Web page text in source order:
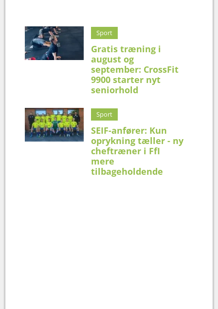
Sport
Gratis træning i
august og
september: CrossFit
9900 starter nyt
seniorhold
Sport
SEIF-anfører: Kun
oprykning tæller - ny
cheftræner i FfI
mere
tilbageholdende